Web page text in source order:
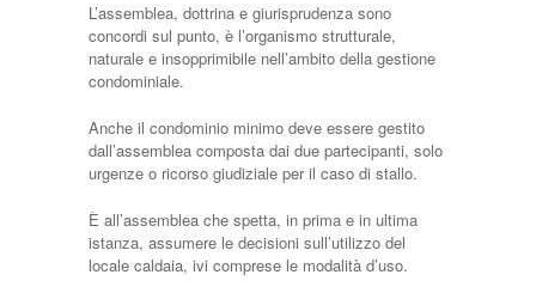
L’assemblea, dottrina e giurisprudenza sono
concordi sul punto, è l’organismo strutturale,
naturale e insopprimibile nell’ambito della gestione
condominiale.
Anche il condominio minimo deve essere gestito
dall’assemblea composta dai due partecipanti, solo
urgenze o ricorso giudiziale per il caso di stallo.
È all’assemblea che spetta, in prima e in ultima
istanza, assumere le decisioni sull’utilizzo del
locale caldaia, ivi comprese le modalità d’uso.